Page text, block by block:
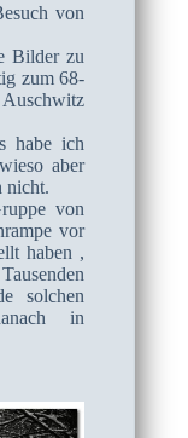
von
Bilder zu
zum 68-
Auschwitz
habe ich
aber
nicht.
von
vor
haben ,
solchen
in